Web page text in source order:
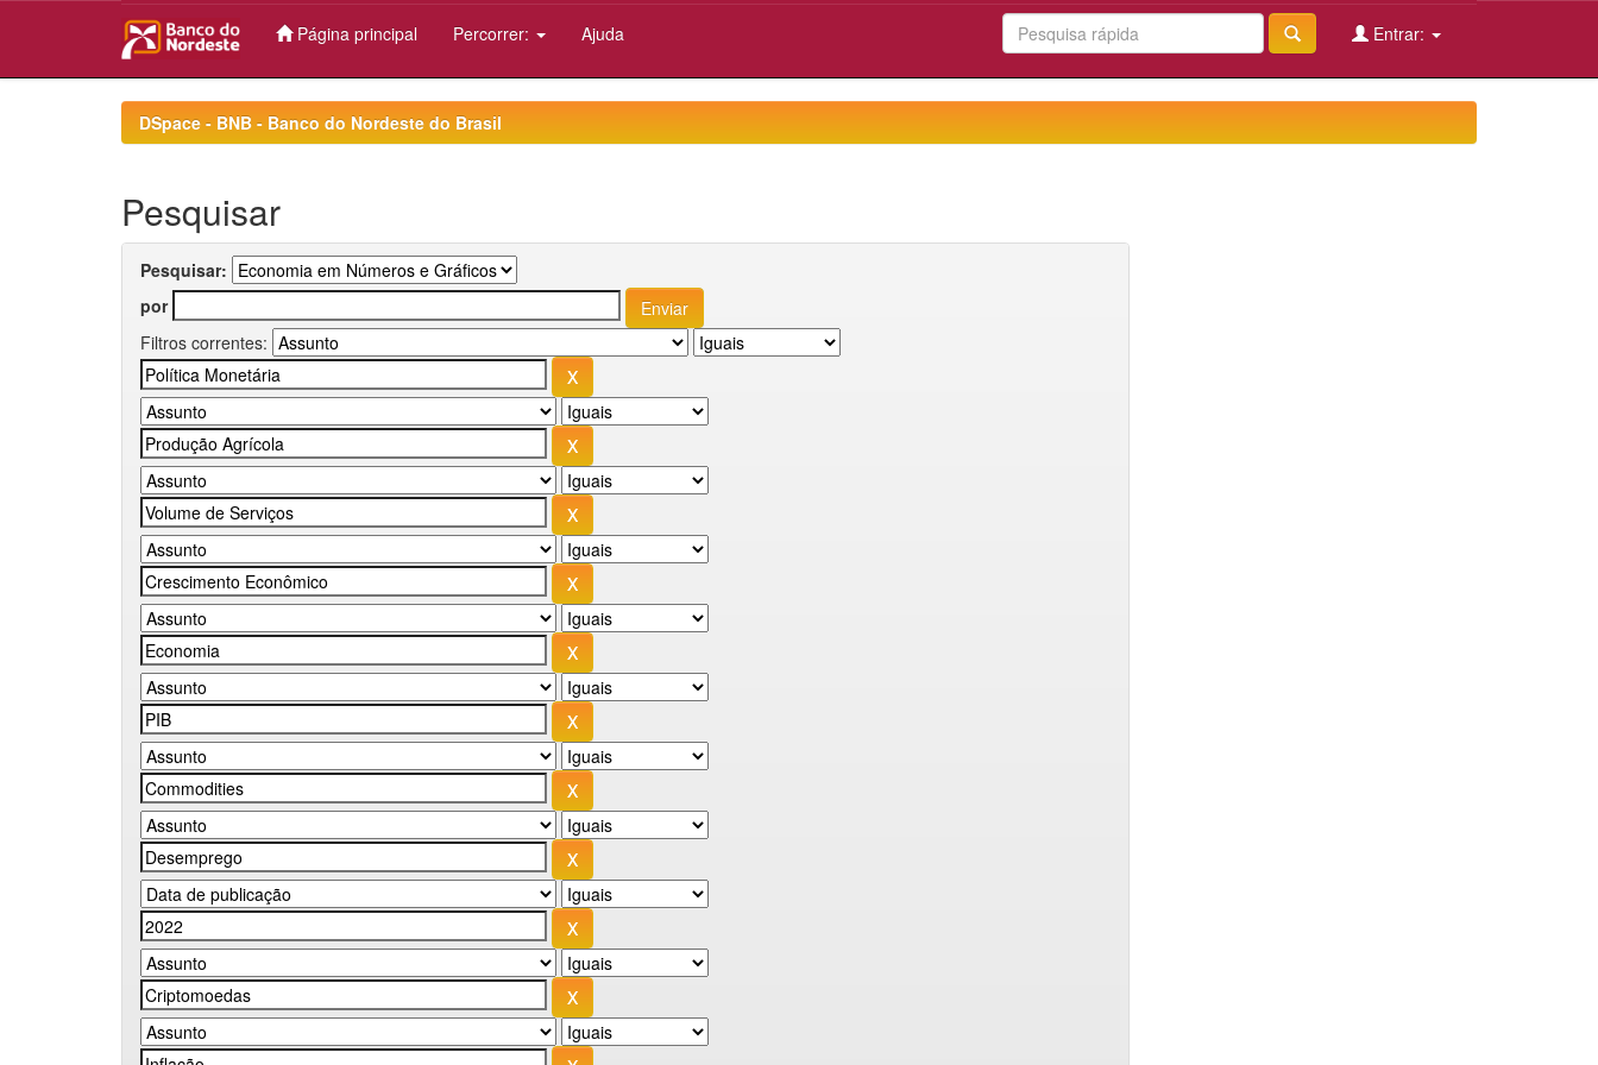
Página principal Percorrer: Ajuda Entrar:
DSpace - BNB - Banco do Nordeste do Brasil
Pesquisar
Pesquisar:
por
Filtros correntes: